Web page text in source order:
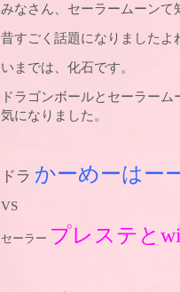
みなさん、セーラームーンて
昔すごく話題になりましたよ
いまでは、化石です。
ドラゴンボールとセーラー
気になりました。
ドラ かーめーはー
VS
セーラー プレステと